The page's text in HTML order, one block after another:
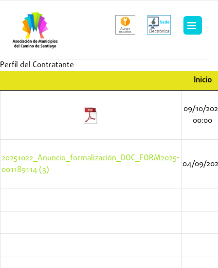
contenido
Perfil del Contratante
Inicio
09/10/
00:00
20251022_Anuncio_formalización_DOC_FORM2025-
001189114 (3)
04/09/